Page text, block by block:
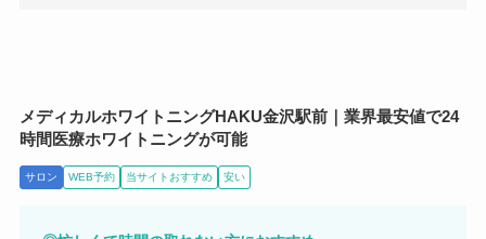
メディカルホワイトニングHAKU金沢駅前｜業界最安値で24
時間医療ホワイトニングが可能
サロン WEB予約 当サイトおすすめ 安い